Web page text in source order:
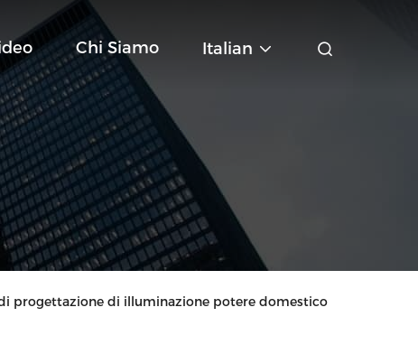
Chi Siamo Italian
progettazione di illuminazione potere domestico